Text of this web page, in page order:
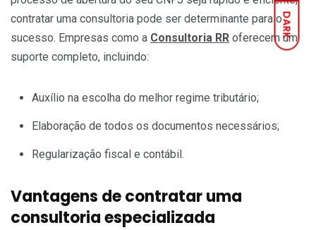
DARK
contratar uma consultoria pode ser determinante para o
sucesso. Empresas como a Consultoria RR oferecem um
suporte completo, incluindo:
Auxílio na escolha do melhor regime tributário;
Elaboração de todos os documentos necessários;
Regularização fiscal e contábil.
Vantagens de contratar uma
consultoria especializada